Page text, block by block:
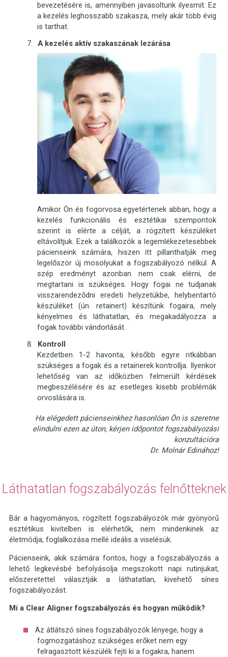
bevezetésére is, amennyiben javasoltunk ilyesmit. Ez
a kezelés leghosszabb szakasza, mely akár több évig
is tarthat.
A kezelés aktív szakaszának lezárása
Amikor Ön és fogorvosa egyetértenek abban, hogy a
kezelés funkcionális és esztétikai szempontok
szerint is elérte a célját, a rögzített készüléket
eltávolítjuk. Ezek a találkozók a legemlékezetesebbek
pácienseink számára, hiszen itt pillanthatják meg
legelőször új mosolyukat a fogszabályozó nélkül. A
szép eredményt azonban nem csak elérni, de
megtartani is szükséges. Hogy fogai ne tudjanak
visszarendeződni eredeti helyzetükbe, helybentartó
készüléket (ún. retainert) készítünk fogaira, mely
kényelmes és láthatatlan, és megakadályozza a
fogak további vándorlását.
Kontroll
Kezdetben 1-2 havonta, később egyre ritkábban
szükséges a fogak és a retainerek kontrollja. Ilyenkor
lehetőség van az időközben felmerült kérdések
megbeszélésére és az esetleges kisebb problémák
orvoslására is.
Ha elégedett pácienseinkhez hasonlóan Ön is szeretne
elindulni ezen az úton, kérjen időpontot fogszabályozási
konzultációra
Dr. Molnár Edinához!
Láthatatlan fogszabályozás felnőtteknek
Bár a hagyományos, rögzített fogszabályozók már gyönyörű
esztétikus kivitelben is elérhetők, nem mindenkinek az
életmódja, foglalkozása mellé ideális a viselésük.
Pácienseink, akik számára fontos, hogy a fogszabályozás a
lehető legkevésbé befolyásolja megszokott napi rutinjukat,
előszeretettel választják a láthatatlan, kivehető sínes
fogszabályozást.
Mi a Clear Aligner fogszabályozás és hogyan működik?
Az átlátszó sínes fogszabályozók lényege, hogy a
fogmozgatáshoz szükséges erőket nem egy
felragasztott készülék fejti ki a fogakra, hanem